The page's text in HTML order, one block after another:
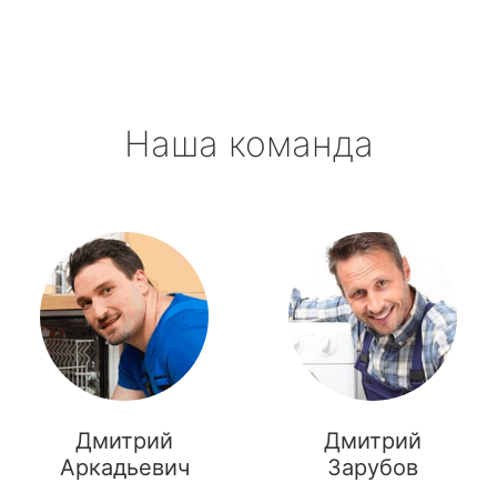
Наша команда
Дмитрий
Аркадьевич
Дмитрий
Зарубов